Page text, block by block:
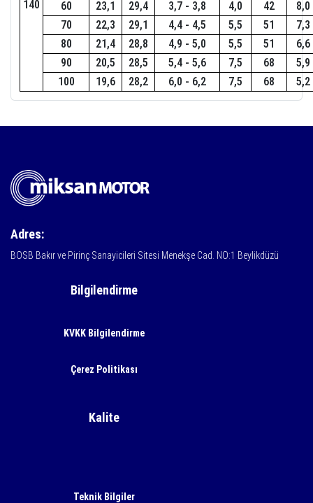
140
60
23,1 29,4 3,7 - 3,8 4,0 42
8,0
70
22,3 29,1 4,4 - 4,5 5,5 51
7,3
80
21,4 28,8 4,9 - 5,0 5,5 51
6,6
90
20,5 28,5 5,4 - 5,6 7,5 68
5,9
100
19,6 28,2 6,0 - 6,2 7,5 68 5,2
Adres:
BOSB Bakır ve Pirinç Sanayicileri Sitesi Menekşe Cad. NO:1 Beylikdüzü
Bilgilendirme
KVKK Bilgilendirme
Çerez Politikası
Kalite
Teknik Bilgiler